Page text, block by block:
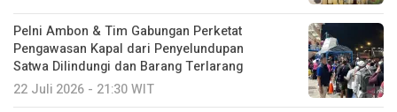
Pelni Ambon & Tim Gabungan Perketat
Pengawasan Kapal dari Penyelundupan
Satwa Dilindungi dan Barang Terlarang
22 Juli 2026 - 21:30 WIT